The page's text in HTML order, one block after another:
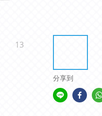
13
分享到